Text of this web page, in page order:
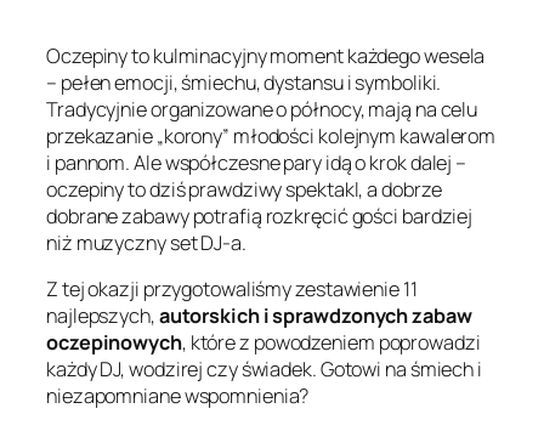
Oczepiny to kulminacyjny moment każdego wesela
– pełen emocji, śmiechu, dystansu i symboliki.
Tradycyjnie organizowane o północy, mają na celu
przekazanie „korony” młodości kolejnym kawalerom
i pannom. Ale współczesne pary idą o krok dalej –
oczepiny to dziś prawdziwy spektakl, a dobrze
dobrane zabawy potrafią rozkręcić gości bardziej
niż muzyczny set DJ-a.
Z tej okazji przygotowaliśmy zestawienie 11
najlepszych,autorskich i sprawdzonych zabaw
oczepinowych, które z powodzeniem poprowadzi
każdy DJ, wodzirej czy świadek. Gotowi na śmiech i
niezapomniane wspomnienia?